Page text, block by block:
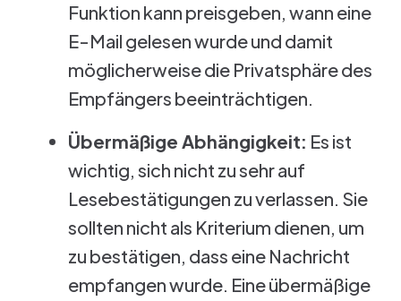
Funktion kann preisgeben, wann eine
E-Mail gelesen wurde und damit
möglicherweise die Privatsphäre des
Empfängers beeinträchtigen.
Übermäßige Abhängigkeit: Es ist
wichtig, sich nicht zu sehr auf
Lesebestätigungen zu verlassen. Sie
sollten nicht als Kriterium dienen, um
zu bestätigen, dass eine Nachricht
empfangen wurde. Eine übermäßige